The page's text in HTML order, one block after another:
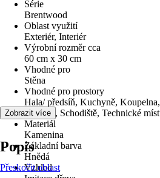
Série
Brentwood
Oblast využití
Exteriér, Interiér
Výrobní rozměr cca
60 cm x 30 cm
Vhodné pro
Stěna
Vhodné pro prostory
Hala/ předsíň, Kuchyně,
prostory, Schodiště, Technické
Materiál
Kamenina
Základní barva
Hnědá
Vzhled
Zobrazit více
Popis
Přeskočit oblast